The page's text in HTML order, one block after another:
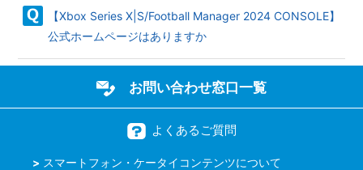
【Xbox Series X|S/Football Manager 2024 CONSOLE】
公式ホームページはありますか
お問い合わせ窓口一覧
よくあるご質問
スマートフォン・ケータイコンテンツについて